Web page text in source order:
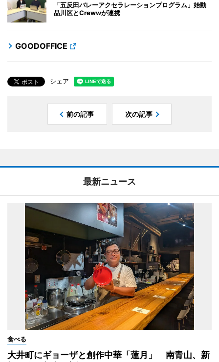
「五反田バレーアクセラレーションプログラム」始動
品川区とCrewwが連携
GOODOFFICE
シェア
前の記事 次の記事
最新ニュース
食べる
大井町にギョーザと創作中華「蓮月」 南青山、新